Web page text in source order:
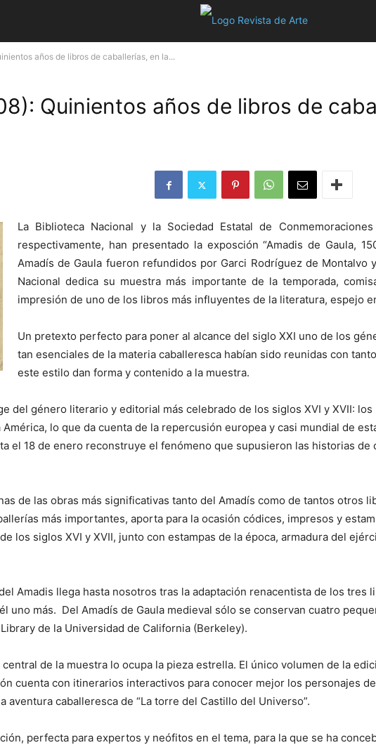
años de libros de caballerías, en la...
Quinientos años de libros de
La Biblioteca Nacional y la Sociedad Estatal de
respectivamente, han presentado la exposción “Amadis de Gaula,
Amadís de Gaula fueron refundidos por Garci Rodríguez de
Nacional dedica su muestra más importante de la temporada,
impresión de uno de los libros más influyentes de la literatura, espejo
Un pretexto perfecto para poner al alcance del siglo XXI uno de los
tan esenciales de la materia caballeresca habían sido reunidas con
este estilo dan forma y contenido a la muestra.
del género literario y editorial más celebrado de los siglos XVI y XVII:
lo que da cuenta de la repercusión europea y casi mundial de
el 18 de enero reconstruye el fenómeno que supusieron las historias
de las obras más significativas tanto del Amadís como de tantos otros
más importantes, aporta para la ocasión códices, impresos y
los siglos XVI y XVII, junto con estampas de la época, armadura del
Amadis llega hasta nosotros tras la adaptación renacentista de los
uno más. Del Amadís de Gaula medieval sólo se conservan cuatro
de la Universidad de California (Berkeley).
central de la muestra lo ocupa la pieza estrella. El único volumen de la
cuenta con itinerarios interactivos para conocer mejor los personajes
aventura caballeresca de “La torre del Castillo del Universo”.
perfecta para expertos y neófitos en el tema, para la que se ha